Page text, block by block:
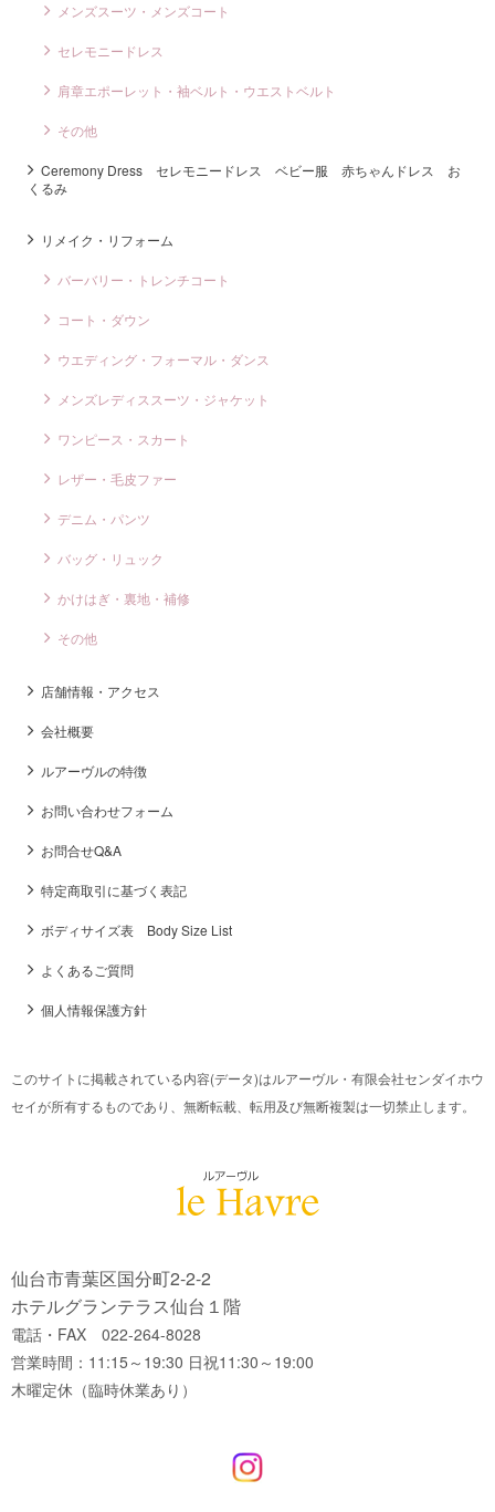
メンズスーツ・メンズコート
セレモニードレス
肩章エポーレット・袖ベルト・ウエストベルト
その他
Ceremony Dress セレモニードレス ベビー服 赤ちゃんドレス お
くるみ
リメイク・リフォーム
バーバリー・トレンチコート
コート・ダウン
ウエディング・フォーマル・ダンス
メンズレディススーツ・ジャケット
ワンピース・スカート
レザー・毛皮ファー
デニム・パンツ
バッグ・リュック
かけはぎ・裏地・補修
その他
店舗情報・アクセス
会社概要
ルアーヴルの特徴
お問い合わせフォーム
お問合せQ&A
特定商取引に基づく表記
ボディサイズ表 Body Size List
よくあるご質問
個人情報保護方針
このサイトに掲載されている内容(データ)はルアーヴル・有限会社センダイホウ
セイが所有するものであり、無断転載、転用及び無断複製は一切禁止します。
仙台市青葉区国分町2-2-2
ホテルグランテラス仙台１階
電話・FAX 022-264-8028
営業時間：11:15～19:30 日祝11:30～19:00
木曜定休（臨時休業あり）